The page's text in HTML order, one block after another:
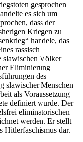
gesprochen
es sich um
dass der
Kriegen zu
handele, das
rassisch
slawischen Völker
Eliminierung
des
slawischer Menschen
als Voraussetzung
definiert wurde. Der
eliminatorischen
werden. Er stellt
Hitlerfaschismus dar.